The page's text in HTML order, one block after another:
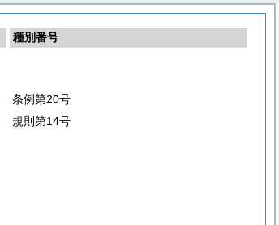
種別番号
条例第20号
規則第14号